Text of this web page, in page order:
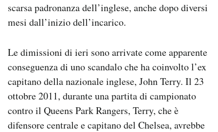
scarsa padronanza dell’inglese, anche dopo diversi
mesi dall’inizio dell’incarico.
Le dimissioni di ieri sono arrivate come apparente
conseguenza di uno scandalo che ha coinvolto l’ex
capitano della nazionale inglese, John Terry. Il 23
ottobre 2011, durante una partita di campionato
contro il Queens Park Rangers, Terry, che è
difensore centrale e capitano del Chelsea, avrebbe